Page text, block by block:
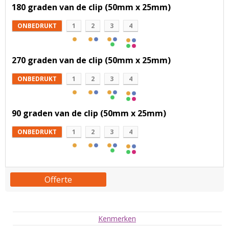
180 graden van de clip (50mm x 25mm)
ONBEDRUKT 1 2 3 4
270 graden van de clip (50mm x 25mm)
ONBEDRUKT 1 2 3 4
90 graden van de clip (50mm x 25mm)
ONBEDRUKT 1 2 3 4
Offerte
Kenmerken